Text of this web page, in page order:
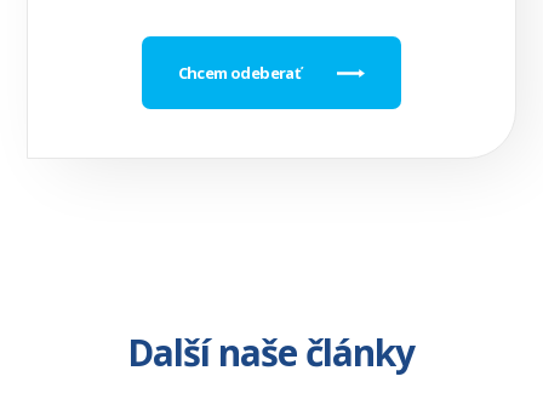
Chcem odeberať
Další naše články